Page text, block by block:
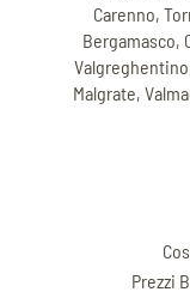
Carenno,
Bergamasco,
Malgrate,
Prezzi